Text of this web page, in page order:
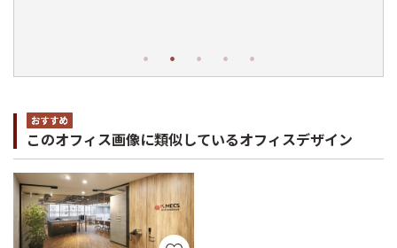
このオフィス画像に類似しているオフィスデザイン